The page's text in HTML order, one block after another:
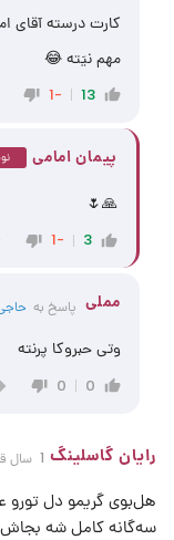
کارت درسته آقای
مهم نیَته 😂
13
-1
پیمان امامی
🙏🌷
3
-1
مملی پاسخ به
وتی حبروکا پرنته
0
0
رایان گاسلینگ 1 سال قبل
هل‌بوی گریمو دل
سه‌گانه کامل شه